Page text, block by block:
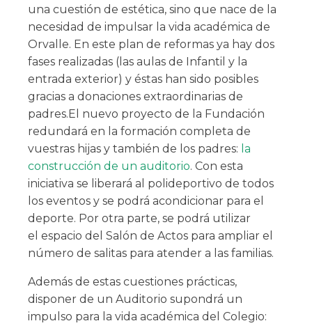
una cuestión de estética, sino que nace de la
necesidad de impulsar la vida académica de
Orvalle. En este plan de reformas ya hay dos
fases realizadas (las aulas de Infantil y la
entrada exterior) y éstas han sido posibles
gracias a donaciones extraordinarias de
padres. El nuevo proyecto de la Fundación
redundará en la formación completa de
vuestras hijas y también de los padres: la
construcción de un auditorio. Con esta
iniciativa se liberará al polideportivo de todos
los eventos y se podrá acondicionar para el
deporte. Por otra parte, se podrá utilizar
el espacio del Salón de Actos para ampliar el
número de salitas para atender a las familias.
Además de estas cuestiones prácticas,
disponer de un Auditorio supondrá un
impulso para la vida académica del Colegio: